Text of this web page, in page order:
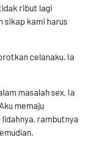
ribut lagi
sikap kami harus
celanaku. Ia
masalah sex. Ia
memaju
rambutnya